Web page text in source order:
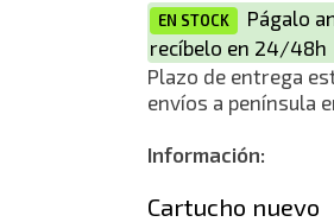
EN STOCK
Págalo
recíbelo en 24/48h
Plazo de entrega
envíos a península
Información:
Cartucho nuevo